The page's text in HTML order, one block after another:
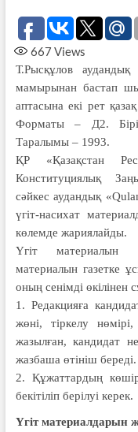
667 Views
Т.Рысқұлов
мамырынан бастап
аптасына екі рет
Форматы – Д2.
Таралымы – 1993.
ҚР «Қазақстан
Конституциялық
сәйкес аудандық
үгіт-насихат
көлемде жариялайды.
Үгіт материалын
материалын газетке
оның сенімді өкілінен
1. Редакцияға
жөні, тіркелу
жазылған, кандидат
жазбаша өтініш береді.
2. Құжаттардың
бекітіліп берілуі керек.
Үгіт материалдарын